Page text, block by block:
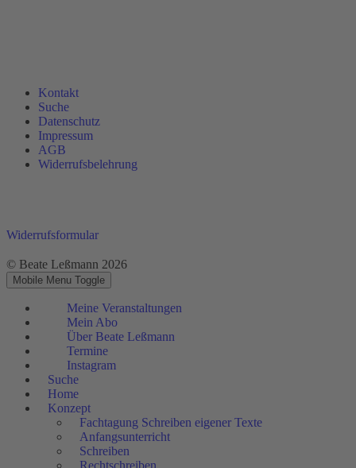
Kontakt
Suche
Datenschutz
Impressum
AGB
Widerrufsbelehrung
Widerrufsformular
© Beate Leßmann 2026
Mobile Menu Toggle
Meine Veranstaltungen
Mein Abo
Über Beate Leßmann
Termine
Instagram
Suche
Home
Konzept
Fachtagung Schreiben eigener Texte
Anfangsunterricht
Schreiben